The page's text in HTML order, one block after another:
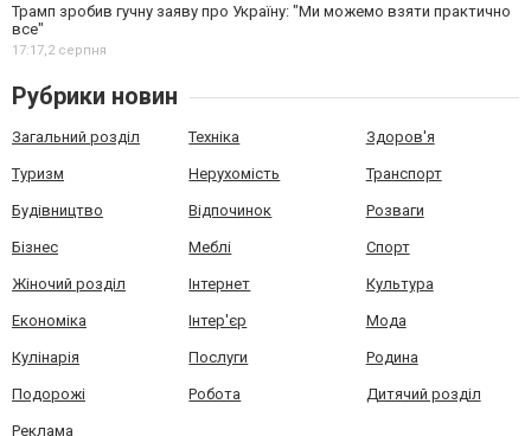
Трамп зробив гучну заяву про Україну: "Ми можемо взяти практично
все"
17:17,2 серпня
Рубрики новин
Загальний розділ Техніка Здоров'я
Туризм Нерухомість Транспорт
Будівництво Відпочинок Розваги
Бізнес Меблі Спорт
Жіночий розділ Інтернет Культура
Економіка Інтер'єр Мода
Кулінарія Послуги Родина
Подорожі Робота Дитячий розділ
Реклама